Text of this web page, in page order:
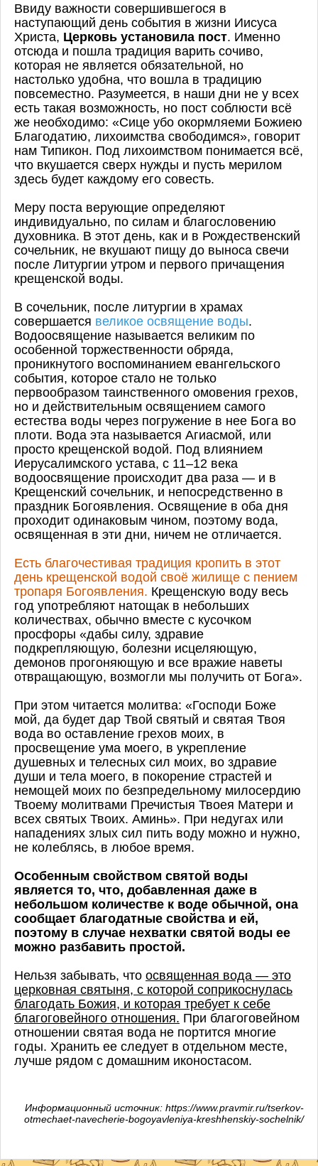
Ввиду важности совершившегося в
наступающий день события в жизни Иисуса
Христа, Церковь установила пост. Именно
отсюда и пошла традиция варить сочиво,
которая не является обязательной, но
настолько удобна, что вошла в традицию
повсеместно. Разумеется, в наши дни не у всех
есть такая возможность, но пост соблюсти всё
же необходимо: «Сице убо окормляеми Божиею
Благодатию, лихоимства свободимся», говорит
нам Типикон. Под лихоимством понимается всё,
что вкушается сверх нужды и пусть мерилом
здесь будет каждому его совесть.
Меру поста верующие определяют
индивидуально, по силам и благословению
духовника. В этот день, как и в Рождественский
сочельник, не вкушают пищу до выноса свечи
после Литургии утром и первого причащения
крещенской воды.
В сочельник, после литургии в храмах
совершается великое освящение воды.
Водоосвящение называется великим по
особенной торжественности обряда,
проникнутого воспоминанием евангельского
события, которое стало не только
первообразом таинственного омовения грехов,
но и действительным освящением самого
естества воды через погружение в нее Бога во
плоти. Вода эта называется Агиасмой, или
просто крещенской водой. Под влиянием
Иерусалимского устава, с 11–12 века
водоосвящение происходит два раза — и в
Крещенский сочельник, и непосредственно в
праздник Богоявления. Освящение в оба дня
проходит одинаковым чином, поэтому вода,
освященная в эти дни, ничем не отличается.
Есть благочестивая традиция кропить в этот
день крещенской водой своё жилище с пением
тропаря Богоявления. Крещенскую воду весь
год употребляют натощак в небольших
количествах, обычно вместе с кусочком
просфоры «дабы силу, здравие
подкрепляющую, болезни исцеляющую,
демонов прогоняющую и все вражие наветы
отвращающую, возмогли мы получить от Бога».
При этом читается молитва: «Господи Боже
мой, да будет дар Твой святый и святая Твоя
вода во оставление грехов моих, в
просвещение ума моего, в укрепление
душевных и телесных сил моих, во здравие
души и тела моего, в покорение страстей и
немощей моих по безпредельному милосердию
Твоему молитвами Пречистыя Твоея Матери и
всех святых Твоих. Аминь». При недугах или
нападениях злых сил пить воду можно и нужно,
не колеблясь, в любое время.
Особенным свойством святой воды
является то, что, добавленная даже в
небольшом количестве к воде обычной, она
сообщает благодатные свойства и ей,
поэтому в случае нехватки святой воды ее
можно разбавить простой.
Нельзя забывать, что освященная вода — это
церковная святыня, с которой соприкоснулась
благодать Божия, и которая требует к себе
благоговейного отношения. При благоговейном
отношении святая вода не портится многие
годы. Хранить ее следует в отдельном месте,
лучше рядом с домашним иконостасом.
Информационный источник: https://www.pravmir.ru/tserkov-
otmechaet-navecherie-bogoyavleniya-kreshhenskiy-sochelnik/